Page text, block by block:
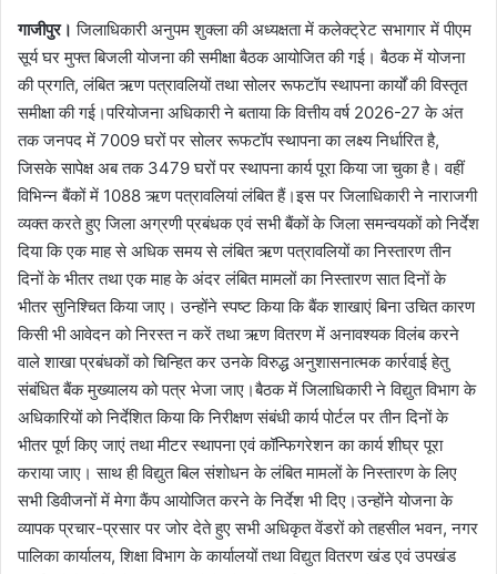
गाजीपुर। जिलाधिकारी अनुपम शुक्ला की अध्यक्षता में कलेक्ट्रेट सभागार में पीएम
सूर्य घर मुफ्त बिजली योजना की समीक्षा बैठक आयोजित की गई। बैठक में योजना
की प्रगति, लंबित ऋण पत्रावलियों तथा सोलर रूफटॉप स्थापना कार्यों की विस्तृत
समीक्षा की गई।परियोजना अधिकारी ने बताया कि वित्तीय वर्ष 2026-27 के अंत
तक जनपद में 7009 घरों पर सोलर रूफटॉप स्थापना का लक्ष्य निर्धारित है,
जिसके सापेक्ष अब तक 3479 घरों पर स्थापना कार्य पूरा किया जा चुका है। वहीं
विभिन्न बैंकों में 1088 ऋण पत्रावलियां लंबित हैं।इस पर जिलाधिकारी ने नाराजगी
व्यक्त करते हुए जिला अग्रणी प्रबंधक एवं सभी बैंकों के जिला समन्वयकों को निर्देश
दिया कि एक माह से अधिक समय से लंबित ऋण पत्रावलियों का निस्तारण तीन
दिनों के भीतर तथा एक माह के अंदर लंबित मामलों का निस्तारण सात दिनों के
भीतर सुनिश्चित किया जाए। उन्होंने स्पष्ट किया कि बैंक शाखाएं बिना उचित कारण
किसी भी आवेदन को निरस्त न करें तथा ऋण वितरण में अनावश्यक विलंब करने
वाले शाखा प्रबंधकों को चिन्हित कर उनके विरुद्ध अनुशासनात्मक कार्रवाई हेतु
संबंधित बैंक मुख्यालय को पत्र भेजा जाए।बैठक में जिलाधिकारी ने विद्युत विभाग के
अधिकारियों को निर्देशित किया कि निरीक्षण संबंधी कार्य पोर्टल पर तीन दिनों के
भीतर पूर्ण किए जाएं तथा मीटर स्थापना एवं कॉन्फिगरेशन का कार्य शीघ्र पूरा
कराया जाए। साथ ही विद्युत बिल संशोधन के लंबित मामलों के निस्तारण के लिए
सभी डिवीजनों में मेगा कैंप आयोजित करने के निर्देश भी दिए।उन्होंने योजना के
व्यापक प्रचार-प्रसार पर जोर देते हुए सभी अधिकृत वेंडरों को तहसील भवन, नगर
पालिका कार्यालय, शिक्षा विभाग के कार्यालयों तथा विद्युत वितरण खंड एवं उपखंड